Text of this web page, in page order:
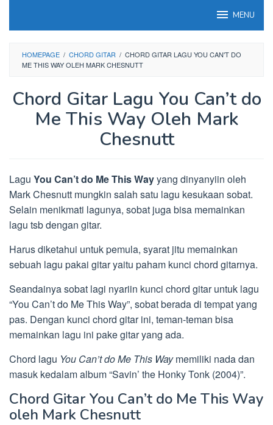
MENU
HOMEPAGE / CHORD GITAR / CHORD GITAR LAGU YOU CAN'T DO
ME THIS WAY OLEH MARK CHESNUTT
Chord Gitar Lagu You Can’t do
Me This Way Oleh Mark
Chesnutt
Lagu You Can’t do Me This Wayyang dinyanyiin oleh
Mark Chesnutt mungkin salah satu lagu kesukaan sobat.
Selain menikmati lagunya, sobat juga bisa memainkan
lagu tsb dengan gitar.
Harus diketahui untuk pemula, syarat jitu memainkan
sebuah lagu pakai gitar yaitu paham kunci chord gitarnya.
Seandainya sobat lagi nyariin kunci chord gitar untuk lagu
“You Can’t do Me This Way”, sobat berada di tempat yang
pas. Dengan kunci chord gitar ini, teman-teman bisa
memainkan lagu ini pake gitar yang ada.
Chord lagu You Can’t do Me This Waymemiliki nada dan
masuk kedalam album “Savin’ the Honky Tonk (2004)”.
Chord Gitar You Can’t do Me This Way
oleh Mark Chesnutt